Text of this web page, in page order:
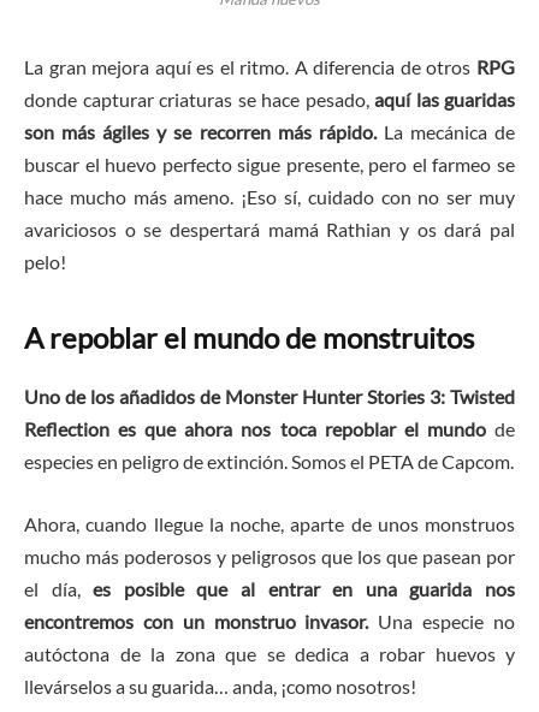
La gran mejora aquí es el ritmo. A diferencia de otros RPG
donde capturar criaturas se hace pesado,aquí las guaridas
son más ágiles y se recorren más rápido.La mecánica de
buscar el huevo perfecto sigue presente, pero el farmeo se
hace mucho más ameno. ¡Eso sí, cuidado con no ser muy
avariciosos o se despertará mamá Rathian y os dará pal
pelo!
A repoblar el mundo de monstruitos
Uno de los añadidos de Monster Hunter Stories 3: Twisted
Reflection es que ahora nos toca repoblar el mundode
especies en peligro de extinción. Somos el PETA de Capcom.
Ahora, cuando llegue la noche, aparte de unos monstruos
mucho más poderosos y peligrosos que los que pasean por
el día,es posible que al entrar en una guarida nos
encontremos con un monstruo invasor. Una especie no
autóctona de la zona que se dedica a robar huevos y
llevárselos a su guarida… anda, ¡como nosotros!